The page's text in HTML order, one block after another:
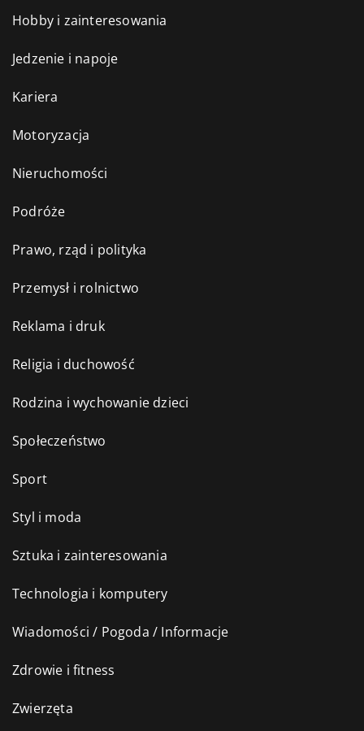
Hobby i zainteresowania
Jedzenie i napoje
Kariera
Motoryzacja
Nieruchomości
Podróże
Prawo, rząd i polityka
Przemysł i rolnictwo
Reklama i druk
Religia i duchowość
Rodzina i wychowanie dzieci
Społeczeństwo
Sport
Styl i moda
Sztuka i zainteresowania
Technologia i komputery
Wiadomości / Pogoda / Informacje
Zdrowie i fitness
Zwierzęta